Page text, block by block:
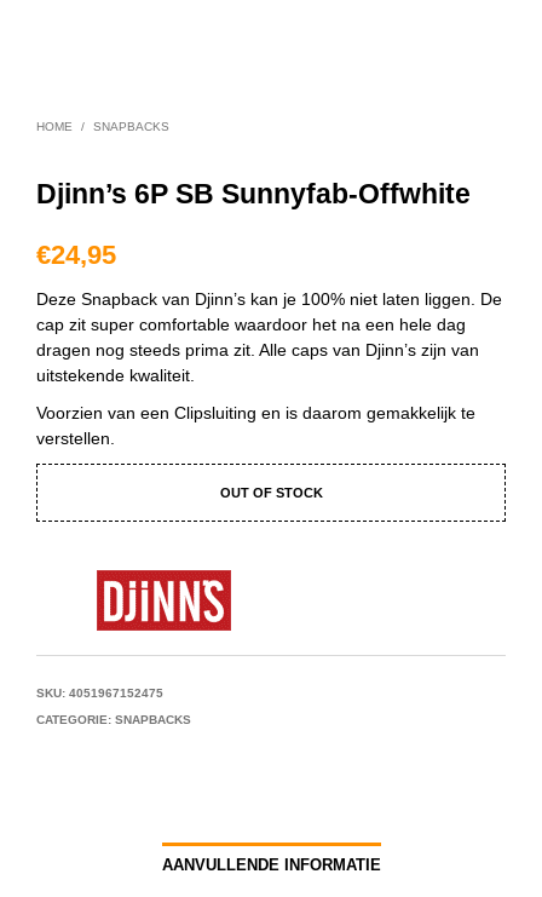
HOME / SNAPBACKS
Djinn’s 6P SB Sunnyfab-Offwhite
€24,95
Deze Snapback van Djinn’s kan je 100% niet laten liggen. De
cap zit super comfortable waardoor het na een hele dag
dragen nog steeds prima zit. Alle caps van Djinn’s zijn van
uitstekende kwaliteit.
Voorzien van een Clipsluiting en is daarom gemakkelijk te
verstellen.
OUT OF STOCK
SKU: 4051967152475
CATEGORIE: SNAPBACKS
AANVULLENDE INFORMATIE